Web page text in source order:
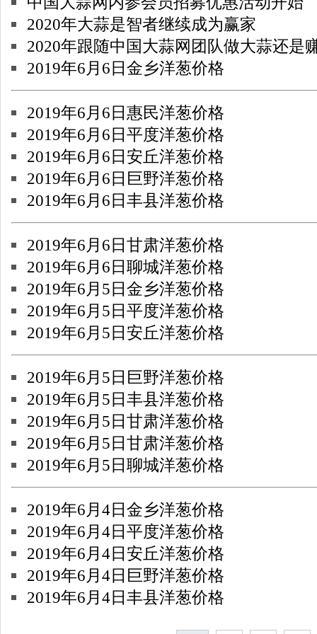
2020年大蒜是智者继续成为赢家
2020年跟随中国大蒜网团队做大蒜还是
2019年6月6日金乡洋葱价格
2019年6月6日惠民洋葱价格
2019年6月6日平度洋葱价格
2019年6月6日安丘洋葱价格
2019年6月6日巨野洋葱价格
2019年6月6日丰县洋葱价格
2019年6月6日甘肃洋葱价格
2019年6月6日聊城洋葱价格
2019年6月5日金乡洋葱价格
2019年6月5日平度洋葱价格
2019年6月5日安丘洋葱价格
2019年6月5日巨野洋葱价格
2019年6月5日丰县洋葱价格
2019年6月5日甘肃洋葱价格
2019年6月5日甘肃洋葱价格
2019年6月5日聊城洋葱价格
2019年6月4日金乡洋葱价格
2019年6月4日平度洋葱价格
2019年6月4日安丘洋葱价格
2019年6月4日巨野洋葱价格
2019年6月4日丰县洋葱价格